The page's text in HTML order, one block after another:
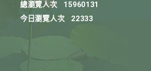
總瀏覽人次
15960131
今日瀏覽人次
22333